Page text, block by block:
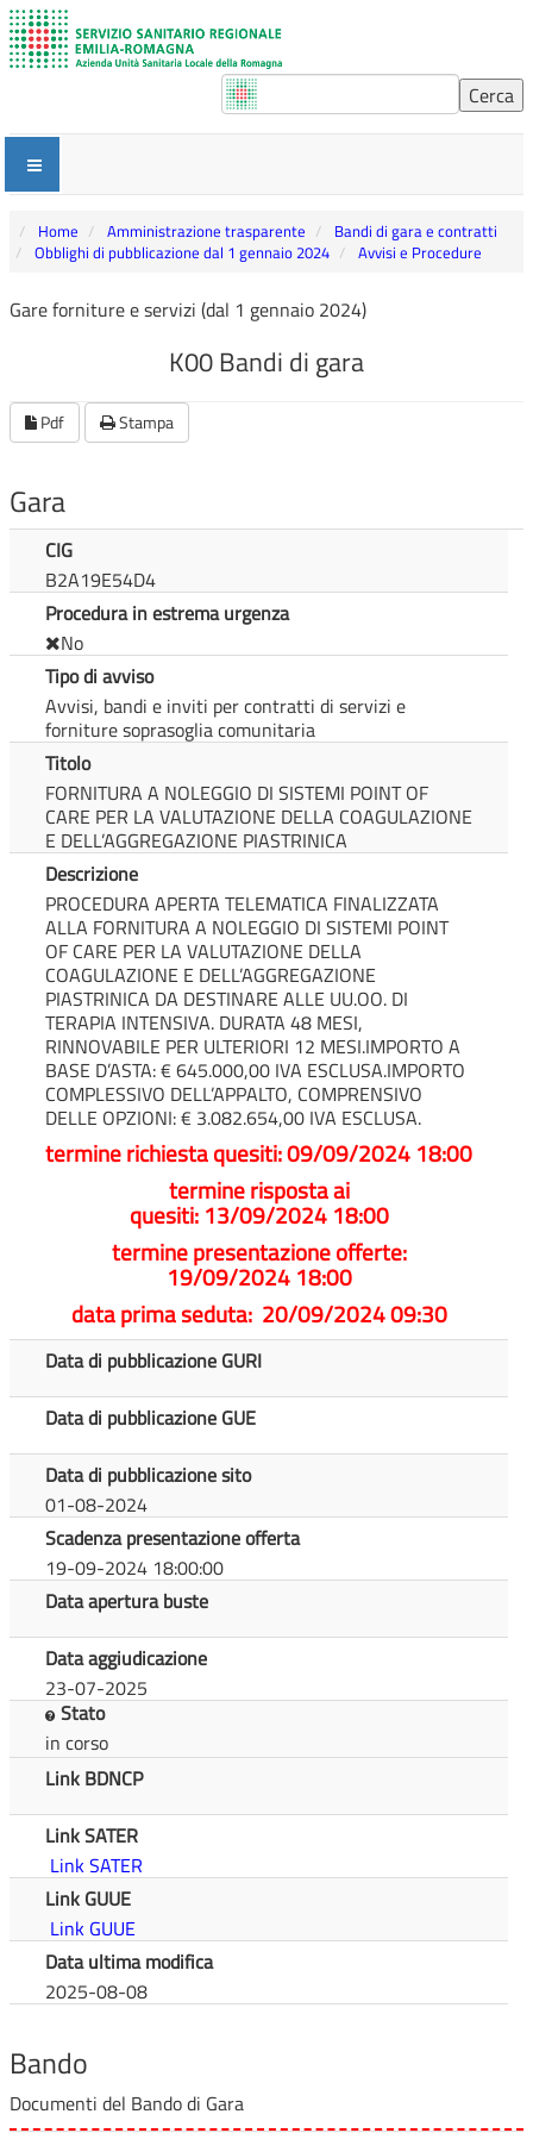
Home Amministrazione trasparente
Bandi di gara e contratti
Obblighi di pubblicazione dal 1 gennaio 2024
Avvisi e Procedure
Gare forniture e servizi (dal 1 gennaio 2024)
K00 Bandi di gara
Pdf Stampa
Gara
CIG
B2A19E54D4
Procedura in estrema urgenza
No
Tipo di avviso
Avvisi, bandi e inviti per contratti di servizi e
forniture soprasoglia comunitaria
Titolo
FORNITURA A NOLEGGIO DI SISTEMI POINT OF
CARE PER LA VALUTAZIONE DELLA COAGULAZIONE
E DELL’AGGREGAZIONE PIASTRINICA
Descrizione
PROCEDURA APERTA TELEMATICA FINALIZZATA
ALLA FORNITURA A NOLEGGIO DI SISTEMI POINT
OF CARE PER LA VALUTAZIONE DELLA
COAGULAZIONE E DELL’AGGREGAZIONE
PIASTRINICA DA DESTINARE ALLE UU.OO. DI
TERAPIA INTENSIVA. DURATA 48 MESI,
RINNOVABILE PER ULTERIORI 12 MESI.IMPORTO A
BASE D’ASTA: € 645.000,00 IVA ESCLUSA.IMPORTO
COMPLESSIVO DELL’APPALTO, COMPRENSIVO
DELLE OPZIONI: € 3.082.654,00 IVA ESCLUSA.
termine richiesta quesiti: 09/09/2024 18:00
termine risposta ai
quesiti: 13/09/2024 18:00
termine presentazione offerte:
19/09/2024 18:00
data prima seduta: 20/09/2024 09:30
Data di pubblicazione GURI
Data di pubblicazione GUE
Data di pubblicazione sito
01-08-2024
Scadenza presentazione offerta
19-09-2024 18:00:00
Data apertura buste
Data aggiudicazione
23-07-2025
Stato
in corso
Link BDNCP
Link SATER
Link SATER
Link GUUE
Link GUUE
Data ultima modifica
2025-08-08
Bando
Documenti del Bando di Gara